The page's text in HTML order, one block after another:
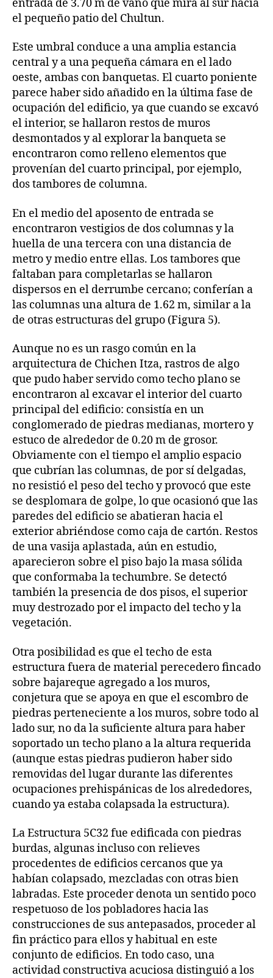
entrada de 3.70 m de vano que mira al sur hacia
el pequeño patio del Chultun.
Este umbral conduce a una amplia estancia
central y a una pequeña cámara en el lado
oeste, ambas con banquetas. El cuarto poniente
parece haber sido añadido en la última fase de
ocupación del edificio, ya que cuando se excavó
el interior, se hallaron restos de muros
desmontados y al explorar la banqueta se
encontraron como relleno elementos que
provenían del cuarto principal, por ejemplo,
dos tambores de columna.
En el medio del aposento de entrada se
encontraron vestigios de dos columnas y la
huella de una tercera con una distancia de
metro y medio entre ellas. Los tambores que
faltaban para completarlas se hallaron
dispersos en el derrumbe cercano; conferían a
las columnas una altura de 1.62 m, similar a la
de otras estructuras del grupo (Figura 5).
Aunque no es un rasgo común en la
arquitectura de Chichen Itza, rastros de algo
que pudo haber servido como techo plano se
encontraron al excavar el interior del cuarto
principal del edificio: consistía en un
conglomerado de piedras medianas, mortero y
estuco de alrededor de 0.20 m de grosor.
Obviamente con el tiempo el amplio espacio
que cubrían las columnas, de por sí delgadas,
no resistió el peso del techo y provocó que este
se desplomara de golpe, lo que ocasionó que las
paredes del edificio se abatieran hacia el
exterior abriéndose como caja de cartón. Restos
de una vasija aplastada, aún en estudio,
aparecieron sobre el piso bajo la masa sólida
que conformaba la techumbre. Se detectó
también la presencia de dos pisos, el superior
muy destrozado por el impacto del techo y la
vegetación.
Otra posibilidad es que el techo de esta
estructura fuera de material perecedero fincado
sobre bajareque agregado a los muros,
conjetura que se apoya en que el escombro de
piedras perteneciente a los muros, sobre todo al
lado sur, no da la suficiente altura para haber
soportado un techo plano a la altura requerida
(aunque estas piedras pudieron haber sido
removidas del lugar durante las diferentes
ocupaciones prehispánicas de los alrededores,
cuando ya estaba colapsada la estructura).
La Estructura 5C32 fue edificada con piedras
burdas, algunas incluso con relieves
procedentes de edificios cercanos que ya
habían colapsado, mezcladas con otras bien
labradas. Este proceder denota un sentido poco
respetuoso de los pobladores hacia las
construcciones de sus antepasados, proceder al
fin práctico para ellos y habitual en este
conjunto de edificios. En todo caso, una
actividad constructiva acuciosa distinguió a los